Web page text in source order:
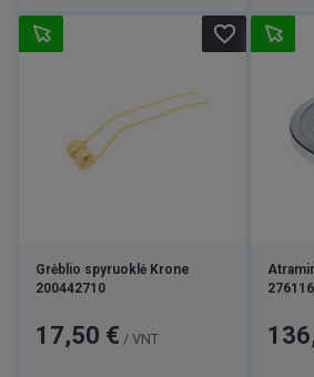
Grėblio spyruoklė Krone
200442710
Kaina
17,50 € / VNT
favorite_border
Kaina